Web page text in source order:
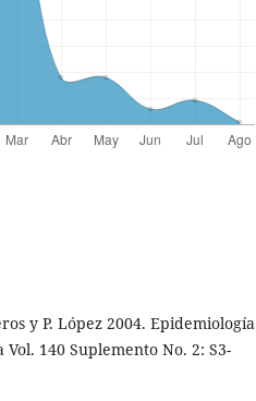
y P. López 2004. Epidemiología
140 Suplemento No. 2: S3-